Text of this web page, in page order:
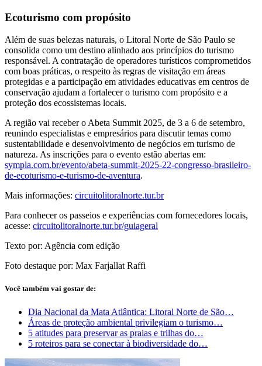
Ecoturismo com propósito
Além de suas belezas naturais, o Litoral Norte de São Paulo se
consolida como um destino alinhado aos princípios do turismo
responsável. A contratação de operadores turísticos comprometidos
com boas práticas, o respeito às regras de visitação em áreas
protegidas e a participação em atividades educativas em centros de
conservação ajudam a fortalecer o turismo com propósito e a
proteção dos ecossistemas locais.
A região vai receber o Abeta Summit 2025, de 3 a 6 de setembro,
reunindo especialistas e empresários para discutir temas como
sustentabilidade e desenvolvimento de negócios em turismo de
natureza. As inscrições para o evento estão abertas em:
sympla.com.br/evento/abeta-summit-2025-22-congresso-brasileiro-
de-ecoturismo-e-turismo-de-aventura.
Mais informações: circuitolitoralnorte.tur.br
Para conhecer os passeios e experiências com fornecedores locais,
acesse: circuitolitoralnorte.tur.br/guiageral
Texto por: Agência com edição
Foto destaque por: Max Farjallat Raffi
Você também vai gostar de:
Dia Nacional da Mata Atlântica: Litoral Norte de São…
Áreas de proteção ambiental privilegiam o turismo…
5 atitudes para preservar as praias e trilhas do…
5 roteiros para se conectar à biodiversidade do…